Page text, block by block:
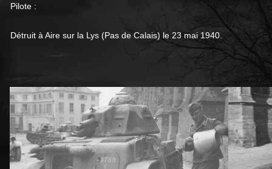
Pilote :
Détruit à Aire sur la Lys (Pas de Calais) le 23 mai 1940.